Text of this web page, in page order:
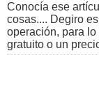
Conocía ese
cosas.... Degiro
operación, para lo
gratuito o un